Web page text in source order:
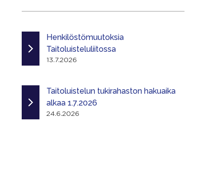
Henkilöstömuutoksia
Taitoluisteluliitossa
13.7.2026
Taitoluistelun tukirahaston hakuaika
alkaa 1.7.2026
24.6.2026